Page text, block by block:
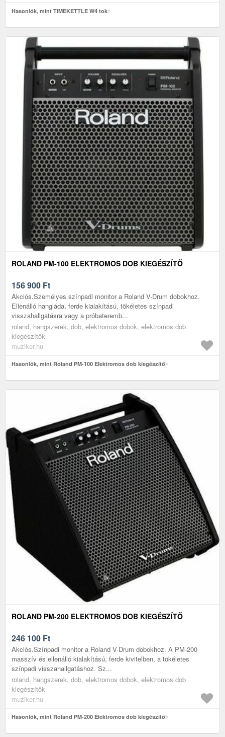
Hasonlók, mint TIMEKETTLE W4 tok
ROLAND PM-100 ELEKTROMOS DOB KIEGÉSZÍTŐ
156 900 Ft
Akciós.Személyes színpadi monitor a Roland V-Drum dobokhoz.
Ellenálló hangláda, ferde kialakítású, tökéletes színpadi
visszahallgatásra vagy a próbateremb...
roland, hangszerek, dob, elektromos dobok, elektromos dob
kiegészítők
muziker.hu
Hasonlók, mint Roland PM-100 Elektromos dob kiegészítő
ROLAND PM-200 ELEKTROMOS DOB KIEGÉSZÍTŐ
246 100 Ft
Akciós.Színpadi monitor a Roland V-Drum dobokhoz. A PM-200
masszív és ellenálló kialakítású, ferde kivitelben, a tökéletes
színpadi visszahallgatáshoz. Sz...
roland, hangszerek, dob, elektromos dobok, elektromos dob
kiegészítők
muziker.hu
Hasonlók, mint Roland PM-200 Elektromos dob kiegészítő